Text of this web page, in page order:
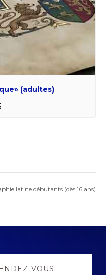
(adultes)
latine débutants (dès 16 ans)
VOUS